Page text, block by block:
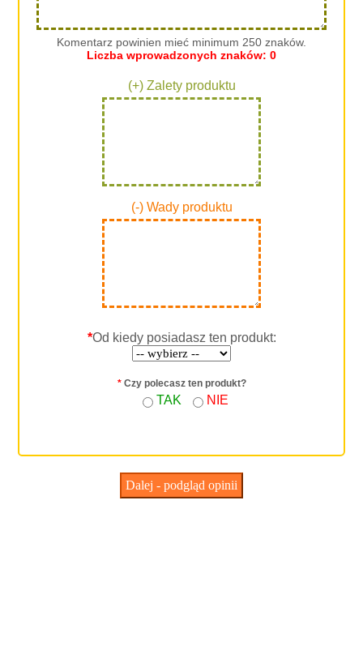
Komentarz powinien mieć minimum 250 znaków.
Liczba wprowadzonych znaków: 0
(+) Zalety produktu
(-) Wady produktu
*Od kiedy posiadasz ten produkt:
*Czy polecasz ten produkt?
TAK NIE